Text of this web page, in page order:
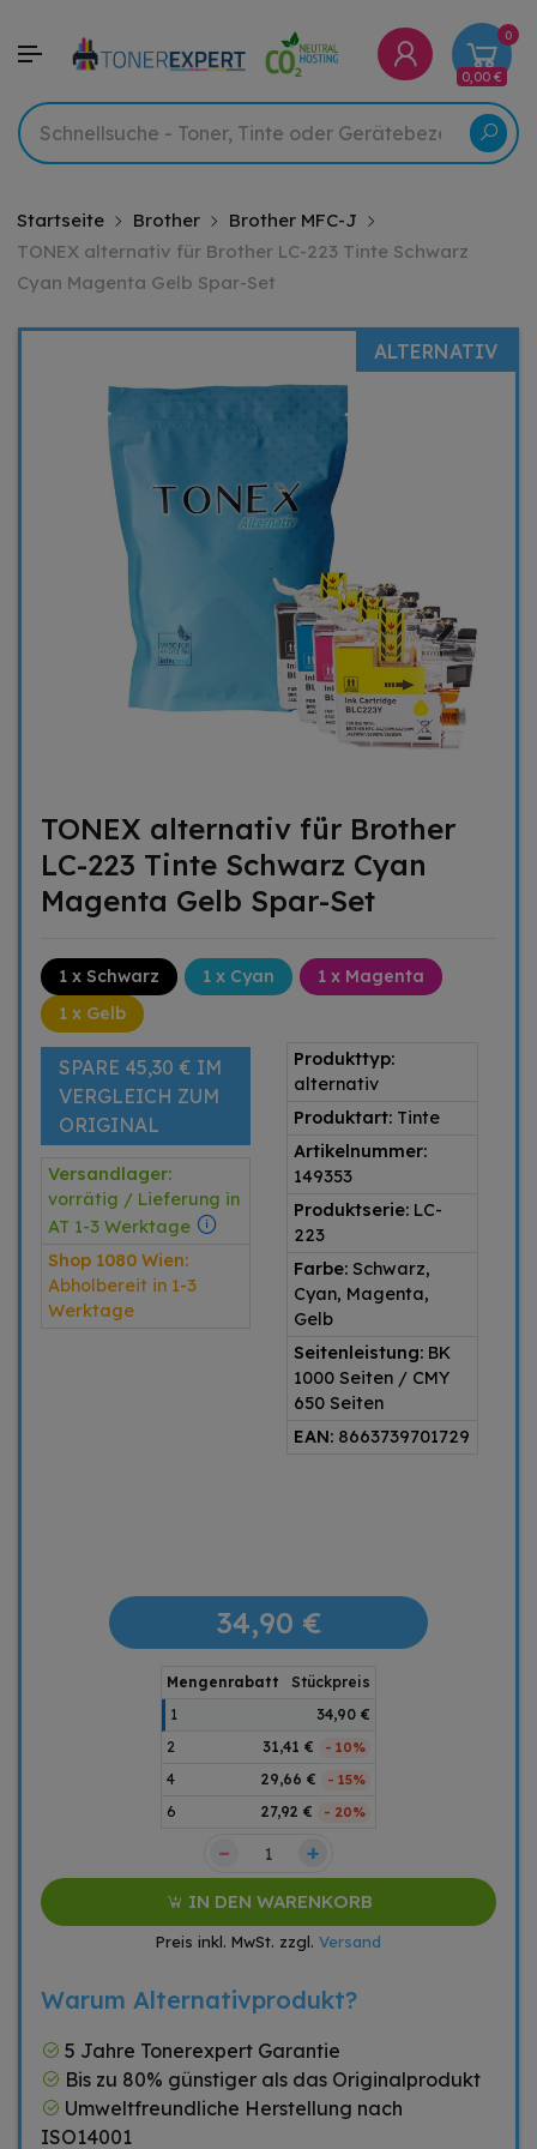
0
0,00 €
Startseite Brother
Brother MFC-J
TONEX alternativ für Brother LC-223 Tinte Schwarz
Cyan Magenta Gelb Spar-Set
ALTERNATIV
TONEX alternativ für Brother
LC-223 Tinte Schwarz Cyan
Magenta Gelb Spar-Set
1 x Schwarz 1 x Cyan
1 x Magenta
1 x Gelb
SPARE 45,30 € IM
VERGLEICH ZUM
ORIGINAL
Versandlager:
vorrätig / Lieferung in
AT 1-3 Werktage
Shop 1080 Wien:
Abholbereit in 1-3
Werktage
Produkttyp:
alternativ
Produktart: Tinte
Artikelnummer:
149353
Produktserie: LC-
223
Farbe: Schwarz,
Cyan, Magenta,
Gelb
Seitenleistung: BK
1000 Seiten / CMY
650 Seiten
EAN: 8663739701729
34,90 €
Mengenrabatt
Stückpreis
1
34,90 €
2
31,41 € - 10%
4 29,66 € - 15%
6 27,92 € - 20%
– +
IN DEN WARENKORB
Preis inkl. MwSt. zzgl. Versand
Warum Alternativprodukt?
5 Jahre Tonerexpert Garantie
Bis zu 80% günstiger als das Originalprodukt
Umweltfreundliche Herstellung nach
ISO14001